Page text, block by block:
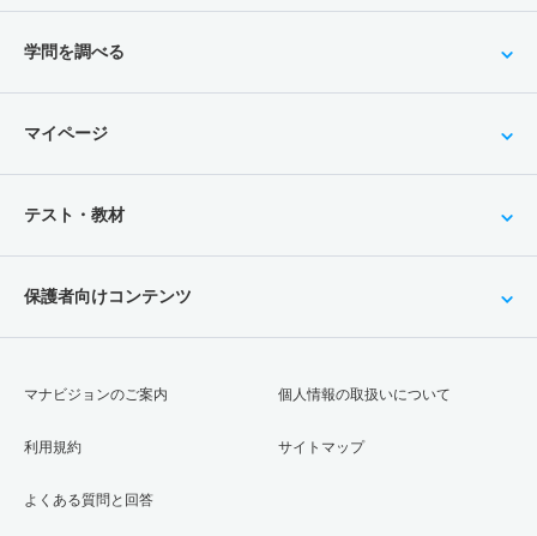
学問を調べる
マイページ
テスト・教材
保護者向けコンテンツ
マナビジョンのご案内
利用規約
よくある質問と回答
個人情報の取扱いについて
サイトマップ